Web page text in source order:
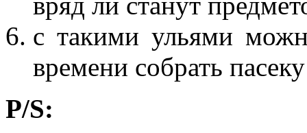
с такими ульями
времени собрать
P/S: